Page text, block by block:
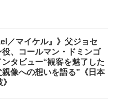
／マイケル』》父ジョセ
、コールマン・ドミンゴ
タビュー“観客を魅了した
像への想いを語る”《日本